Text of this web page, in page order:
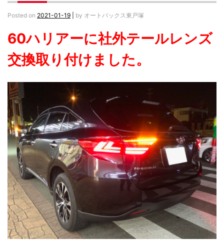
Posted on 2021-01-19 by オートバックス東戸塚
60ハリアーに社外テールレンズ
交換取り付けました。